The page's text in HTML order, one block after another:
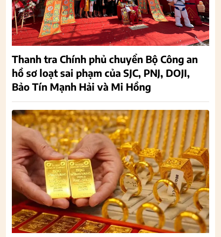
Thanh tra Chính phủ chuyển Bộ Công an
hồ sơ loạt sai phạm của SJC, PNJ, DOJI,
Bảo Tín Mạnh Hải và Mi Hồng